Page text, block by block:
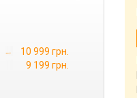
→ 10 999 грн.
9 199 грн.